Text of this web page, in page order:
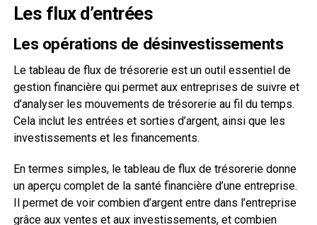
Les flux d’entrées
Les opérations de désinvestissements
Le tableau de flux de trésorerie est un outil essentiel de
gestion financière qui permet aux entreprises de suivre et
d’analyser les mouvements de trésorerie au fil du temps.
Cela inclut les entrées et sorties d’argent, ainsi que les
investissements et les financements.
En termes simples, le tableau de flux de trésorerie donne
un aperçu complet de la santé financière d’une entreprise.
Il permet de voir combien d’argent entre dans l’entreprise
grâce aux ventes et aux investissements, et combien